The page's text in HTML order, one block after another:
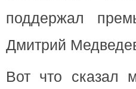
поддержал
Дмитрий
Вот что сказал